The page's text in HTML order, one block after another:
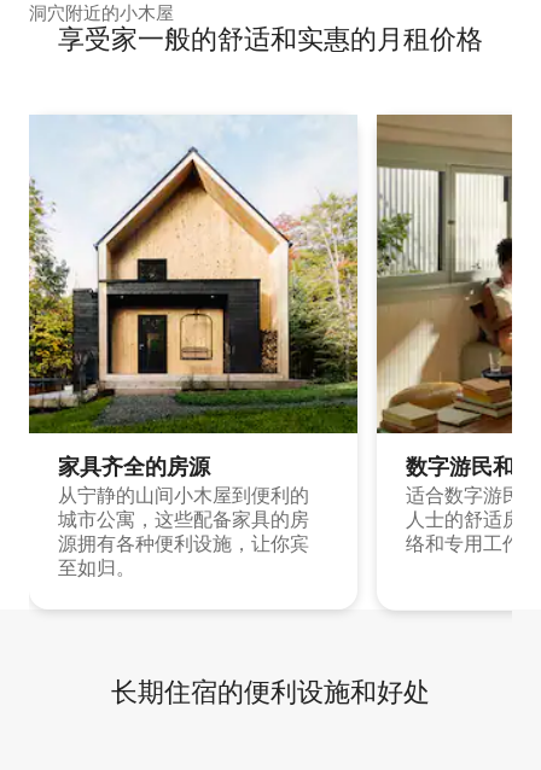
洞穴附近的小木屋
享受家一般的舒适和实惠的月租价格
家具齐全的房源
从宁静的山间小木屋到便利的
城市公寓，这些配备家具的房
源拥有各种便利设施，让你宾
至如归。
数字游民和
适合数字游民
人士的舒适房
络和专用工作
长期住宿的便利设施和好处